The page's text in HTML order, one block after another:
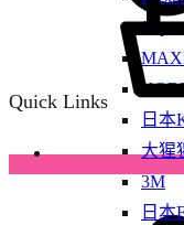
Quick Links
Super
日本
大猩
3M
日本